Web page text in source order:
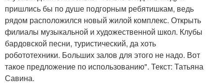
пришлись бы по душе подгорным ребятишкам, ведь
рядом расположился новый жилой комплекс. Открыть
филиалы музыкальной и художественной школ. Клубы
бардовской песни, туристический, да хоть
робототехники. Больших залов для этого не надо. Вот
такое предложение по использованию". Текст: Татьяна
Савина.